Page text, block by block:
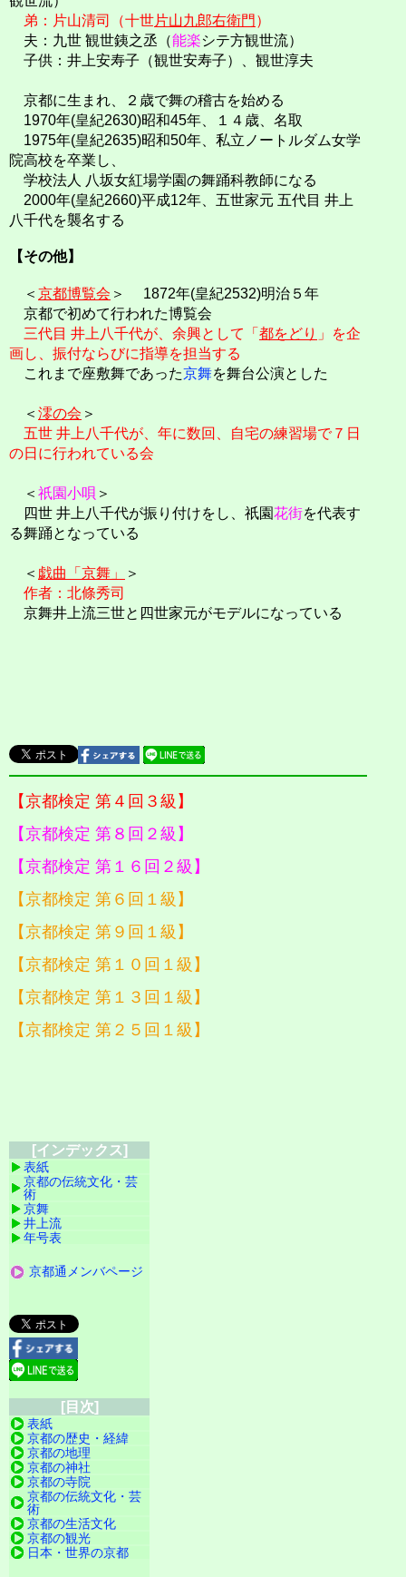
弟：片山清司（十世片山九郎右衛門 ）
夫：九世 観世銕之丞（能楽シテ方観世流）
子供：井上安寿子（観世安寿子）、観世淳夫
京都に生まれ、２歳で舞の稽古を始める
1970年(皇紀2630)昭和45年、１４歳、名取
1975年(皇紀2635)昭和50年、私立ノートルダム女学
院高校を卒業し、
学校法人 八坂女紅場学園の舞踊科教師になる
2000年(皇紀2660)平成12年、五世家元 五代目 井上
八千代を襲名する
【その他】
＜ 京都博覧会 ＞ 1872年(皇紀2532)明治５年
京都で初めて行われた博覧会
三代目 井上八千代が、余興として「 都をどり 」を企
画し、振付ならびに指導を担当する
これまで座敷舞であった京舞を舞台公演とした
＜ 澪の会 ＞
五世 井上八千代が、年に数回、自宅の練習場で７日
の日に行われている会
＜ 祇園小唄 ＞
四世 井上八千代が振り付けをし、祇園花街を代表す
る舞踊となっている
＜ 戯曲「京舞」
＞
作者：北條秀司
京舞井上流三世と四世家元がモデルになっている
【京都検定 第４回３級】
【京都検定 第８回２級】
【京都検定 第１６回２級】
【京都検定 第６回１級】
【京都検定 第９回１級】
【京都検定 第１０回１級】
【京都検定 第１３回１級】
【京都検定 第２５回１級】
[インデックス]
表紙
京都の伝統文化・芸
術
京舞
井上流
年号表
京都通メンバページ
[目次]
表紙
京都の歴史・経緯
京都の地理
京都の神社
京都の寺院
京都の伝統文化・芸
術
京都の生活文化
京都の観光
日本・世界の京都